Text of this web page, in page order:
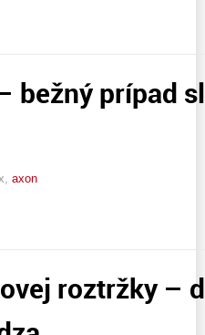
bežný prípad
axon
roztržky –